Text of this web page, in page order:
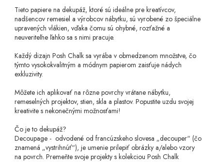
Tieto papiere na dekupáž, ktoré sú ideálne pre kreatívcov,
nadšencov remesiel a výrobcov nábytku, sú vyrobené zo špeciálne
upravených vlákien, vďaka čomu sú ohybné, rozťažné a
neuveriteľne ľahko sa s nimi pracuje.
Každý dizajn Posh Chalk sa vyrába v obmedzenom množstve, čo
týmto vysokokvalitným a módnym papierom zaisťuje nádych
exkluzivity.
Môžete ich aplikovať na rôzne povrchy vrátane nábytku,
remeselných projektov, stien, skla a plastov. Popustite uzdu svojej
kreativite s nekonečnými možnosťami!
Čo je to dekupáž?
Decoupage - odvodené od francúzskeho slovesa „decouper“ (čo
znamená „vystrihnúť“), je umenie prilepiť obrázky a/alebo vzory
na povrch. Premeňte svoje projekty s kolekciou Posh Chalk